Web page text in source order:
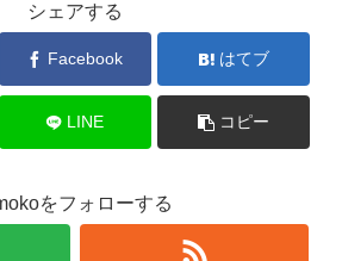
シェアする
Facebook はてブ
LINE コピー
をフォローする